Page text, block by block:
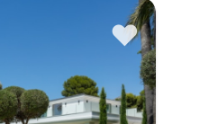
♥